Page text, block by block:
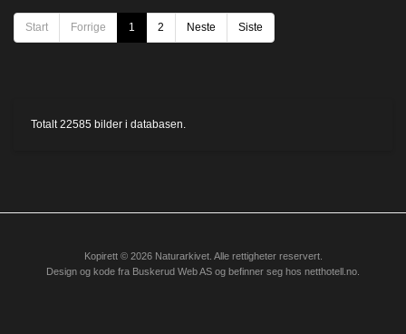
Start Forrige 1 2 Neste Siste
Totalt 22585 bilder i databasen.
Kopirett © 2026 Naturarkivet. Alle rettigheter reservert.
Design og kode fra Buskerud Web AS og befinner seg hos netthotell.no